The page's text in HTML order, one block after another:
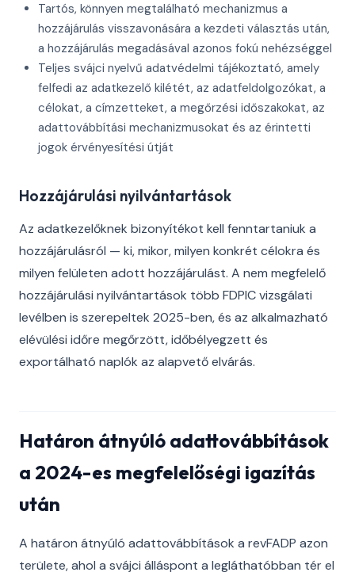
Tartós, könnyen megtalálható mechanizmus a
hozzájárulás visszavonására a kezdeti választás után,
a hozzájárulás megadásával azonos fokú nehézséggel
Teljes svájci nyelvű adatvédelmi tájékoztató, amely
felfedi az adatkezelő kilétét, az adatfeldolgozókat, a
célokat, a címzetteket, a megőrzési időszakokat, az
adattovábbítási mechanizmusokat és az érintetti
jogok érvényesítési útját
Hozzájárulási nyilvántartások
Az adatkezelőknek bizonyítékot kell fenntartaniuk a
hozzájárulásról — ki, mikor, milyen konkrét célokra és
milyen felületen adott hozzájárulást. A nem megfelelő
hozzájárulási nyilvántartások több FDPIC vizsgálati
levélben is szerepeltek 2025-ben, és az alkalmazható
elévülési időre megőrzött, időbélyegzett és
exportálható naplók az alapvető elvárás.
Határon átnyúló adattovábbítások
a 2024-es megfelelőségi igazítás
után
A határon átnyúló adattovábbítások a revFADP azon
területe, ahol a svájci álláspont a legláthatóbban tér el